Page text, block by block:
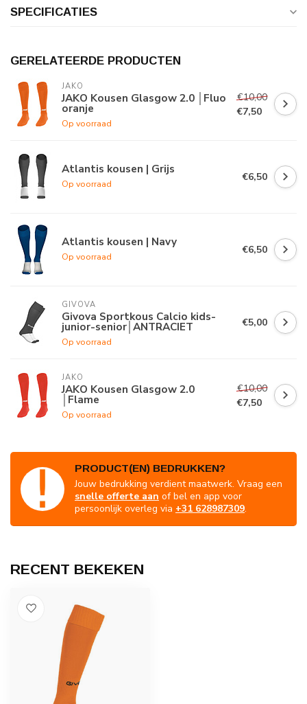
SPECIFICATIES
GERELATEERDE PRODUCTEN
JAKO
JAKO Kousen Glasgow 2.0 │Fluo
oranje
Op voorraad
€10,00
€7,50
Atlantis kousen | Grijs
Op voorraad
€6,50
Atlantis kousen | Navy
Op voorraad
€6,50
GIVOVA
Givova Sportkous Calcio kids-
junior-senior│ANTRACIET
Op voorraad
€5,00
JAKO
JAKO Kousen Glasgow 2.0
│Flame
Op voorraad
€10,00
€7,50
PRODUCT(EN) BEDRUKKEN?
Jouw bedrukking verdient maatwerk. Vraag een
snelle offerte aan of bel en app voor
persoonlijk overleg via +31 628987309.
RECENT BEKEKEN